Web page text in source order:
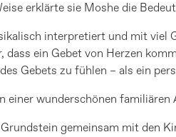
erklärte sie Moshe die
interpretiert und mit
dass ein Gebet von Herzen
Gebets zu fühlen – als ein
einer wunderschönen
gemeinsam mit den